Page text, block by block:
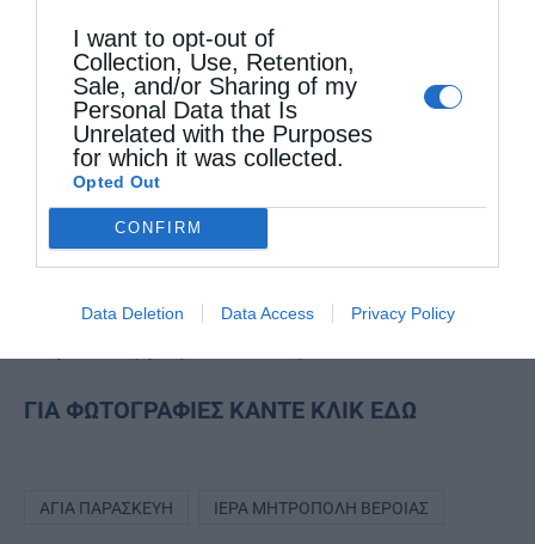
I want to opt-out of
Collection, Use, Retention,
Sale, and/or Sharing of my
Personal Data that Is
Unrelated with the Purposes
for which it was collected.
Opted Out
CONFIRM
Data Deletion Data Access Privacy Policy
τοῦ Θεοῦ.
Ἄς ἐπικαλεσθοῦμε, λοιπόν, καί ἐμεῖς τή χάρη
τόσο τῆς ἱερᾶς καί θαυματουργοῦ εἰκό­νος
τῆς Πανα­γίας τῆς Δαμάστας ὅσο καί τῆς
ἁγίας μεγαλομάρτυρος Παρασκευ­ῆς, γιά νά
μᾶς ἐνισχύουν στόν ἀγώ­να μας ἀλλά καί γιά
νά μᾶς ἀπαλ­λάσσουν ἀπό τίς ψυχικές καί
ΓΙΑ ΦΩΤΟΓΡΑΦΙΕΣ ΚΑΝΤΕ ΚΛΙΚ ΕΔΩ
ΑΓΊΑ ΠΑΡΑΣΚΕΥΉ ΙΕΡΆ ΜΗΤΡΌΠΟΛΗ ΒΕΡΟΊΑΣ